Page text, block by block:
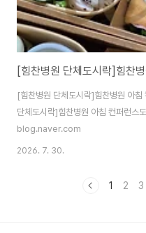
[힘찬병원 단체도시락]힘찬병원 아
단체도시락]힘찬병원 아침 컨퍼런스
blog.naver.com
2026. 7. 30.
1 2 3